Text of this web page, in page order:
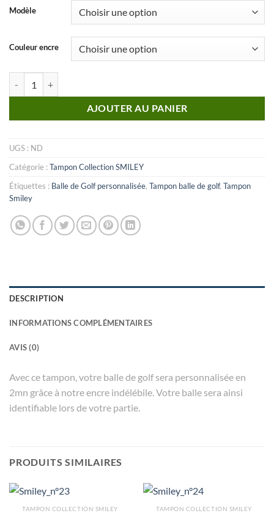
Modèle
Couleur encre
AJOUTER AU PANIER
UGS : ND
Catégorie :Tampon Collection SMILEY
Étiquettes : Balle de Golf personnalisée, Tampon balle de golf, Tampon
Smiley
DESCRIPTION
INFORMATIONS COMPLÉMENTAIRES
AVIS (0)
Avec ce tampon, votre balle de golf sera personnalisée en
2mn grâce à notre encre indélébile. Votre balle sera ainsi
identifiable lors de votre partie.
PRODUITS SIMILAIRES
TAMPON COLLECTION SMILEY TAMPON COLLECTION SMILEY